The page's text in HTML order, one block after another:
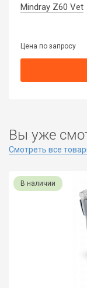
Mindray Z60 Vet
Цена по запросу
Вы уже
Смотреть все
В наличии